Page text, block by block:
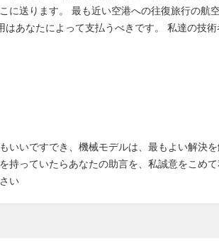
送ります。 最も近い空港への往復旅行の航
あなたによって支払うべきです。 私達の技
いいですでき、機械モデルは、最もよい解決
持っていたらあなたの助言を、私誠意をこめ
い